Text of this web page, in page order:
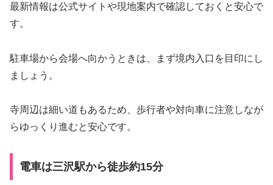
最新情報は公式サイトや現地案内で確認しておくと安心で
す。
駐車場から会場へ向かうときは、まず境内入口を目印にし
ましょう。
寺周辺は細い道もあるため、歩行者や対向車に注意しなが
らゆっくり進むと安心です。
電車は三沢駅から徒歩約15分